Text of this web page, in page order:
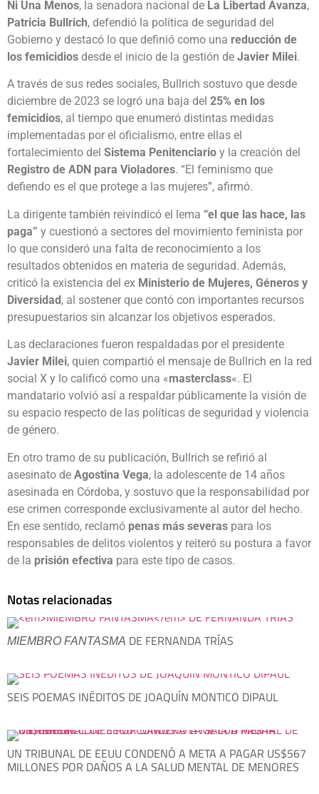
Ni Una Menos, la senadora nacional de La Libertad Avanza,
Patricia Bullrich, defendió la política de seguridad del
Gobierno y destacó lo que definió como una reducción de
los femicidios desde el inicio de la gestión de Javier Milei.
A través de sus redes sociales, Bullrich sostuvo que desde
diciembre de 2023 se logró una baja del 25% en los
femicidios, al tiempo que enumeró distintas medidas
implementadas por el oficialismo, entre ellas el
fortalecimiento del Sistema Penitenciario y la creación del
Registro de ADN para Violadores. “El feminismo que
defiendo es el que protege a las mujeres”, afirmó.
La dirigente también reivindicó el lema “el que las hace, las
paga” y cuestionó a sectores del movimiento feminista por
lo que consideró una falta de reconocimiento a los
resultados obtenidos en materia de seguridad. Además,
criticó la existencia del ex Ministerio de Mujeres, Géneros y
Diversidad, al sostener que contó con importantes recursos
presupuestarios sin alcanzar los objetivos esperados.
Las declaraciones fueron respaldadas por el presidente
Javier Milei, quien compartió el mensaje de Bullrich en la red
social X y lo calificó como una «masterclass«. El
mandatario volvió así a respaldar públicamente la visión de
su espacio respecto de las políticas de seguridad y violencia
de género.
En otro tramo de su publicación, Bullrich se refirió al
asesinato de Agostina Vega, la adolescente de 14 años
asesinada en Córdoba, y sostuvo que la responsabilidad por
ese crimen corresponde exclusivamente al autor del hecho.
En ese sentido, reclamó penas más severas para los
responsables de delitos violentos y reiteró su postura a favor
de la prisión efectiva para este tipo de casos.
Notas relacionadas
MIEMBRO FANTASMA DE FERNANDA TRÍAS
SEIS POEMAS INÉDITOS DE JOAQUÍN MONTICO DIPAUL
UN TRIBUNAL DE EEUU CONDENÓ A META A PAGAR US$567
MILLONES POR DAÑOS A LA SALUD MENTAL DE MENORES